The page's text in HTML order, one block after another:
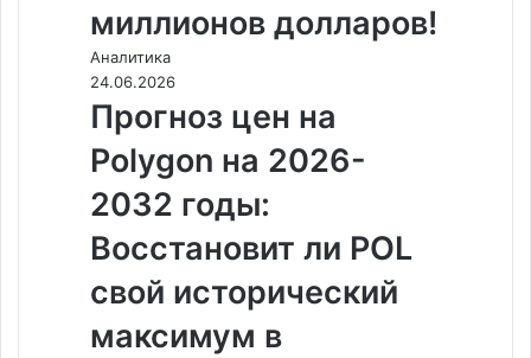
миллионов долларов!
Аналитика
24.06.2026
Прогноз цен на
Polygon на 2026-
2032 годы:
Восстановит ли POL
свой исторический
максимум в